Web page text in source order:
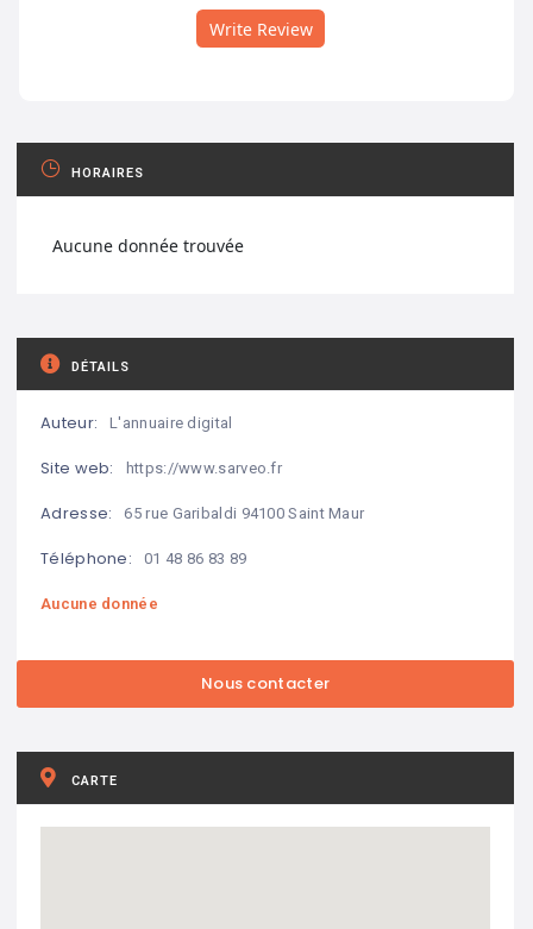
Write Review
HORAIRES
Aucune donnée trouvée
DÉTAILS
Auteur: L'annuaire digital
Site web: https://www.sarveo.fr
Adresse: 65 rue Garibaldi 94100 Saint Maur
Téléphone: 01 48 86 83 89
Aucune donnée
CARTE